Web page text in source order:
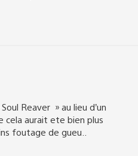
Reaver » au lieu d’un
cela aurait ete bien plus
foutage de gueu..